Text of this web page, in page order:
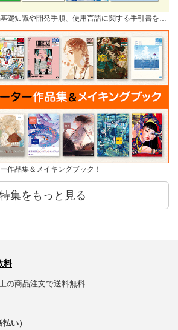
礎知識や開発手順、使用言語に関する手引書を…
作品集＆メイキングブック！
特集をもっと見る
料
の商品注文で送料無料
い）